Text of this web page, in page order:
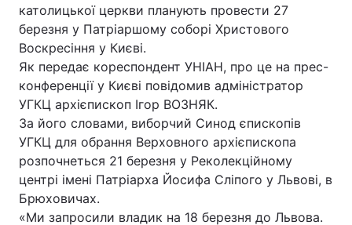
католицької церкви планують провести 27
березня у Патріаршому соборі Христового
Воскресіння у Києві.
Як передає кореспондент УНІАН, про це на прес-
конференції у Києві повідомив адміністратор
УГКЦ архієпископ Ігор ВОЗНЯК.
За його словами, виборчий Cинод єпископів
УГКЦ для обрання Верховного архієпископа
розпочнеться 21 березня у Реколекційному
центрі імені Патріарха Йосифа Сліпого у Львові, в
Брюховичах.
«Ми запросили владик на 18 березня до Львова.